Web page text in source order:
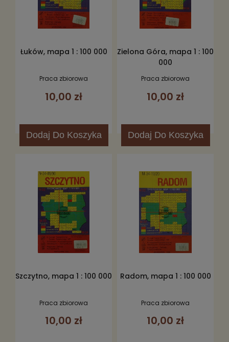
Łuków, mapa 1 : 100 000
Praca zbiorowa
10,00 zł
Dodaj Do Koszyka
Zielona Góra, mapa 1 : 100
000
Praca zbiorowa
10,00 zł
Dodaj Do Koszyka
Szczytno, mapa 1 : 100 000
Praca zbiorowa
10,00 zł
Radom, mapa 1 : 100 000
Praca zbiorowa
10,00 zł